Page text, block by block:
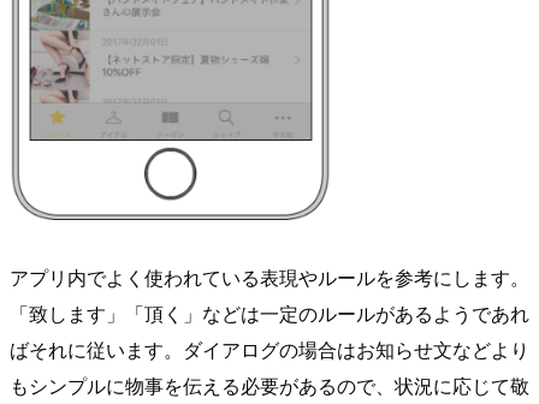
アプリ内でよく使われている表現やルールを参考にします。
「致します」「頂く」などは一定のルールがあるようであれ
ばそれに従います。ダイアログの場合はお知らせ文などより
もシンプルに物事を伝える必要があるので、状況に応じて敬